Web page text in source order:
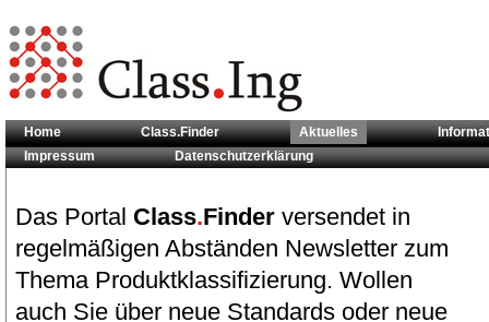
Sie sind hier:Aktuelles
Home Class.Finder Aktuelles
Impressum
Datenschutzerklärung
Das Portal Class.Finder versendet in
regelmäßigen Abständen Newsletter zum
Thema Produktklassifizierung. Wollen
auch Sie über neue Standards oder neue